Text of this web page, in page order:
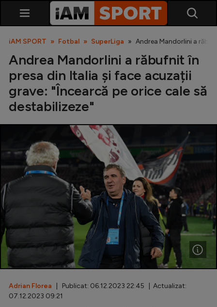
SuperLiga
Cupa României
Echipa Națională
U21
Fotbal feminin
Special
Diverse
Inedit
Clasamente
iAM SPORT Fotbal SuperLiga Andrea Mandorlini a
Andrea Mandorlini a răbufnit în
presa din Italia și face acuzații
grave: "Încearcă pe orice cale să
destabilizeze"
Adrian Florea | Publicat: 06.12.2023 22:45 | Actualizat:
07.12.2023 09:21